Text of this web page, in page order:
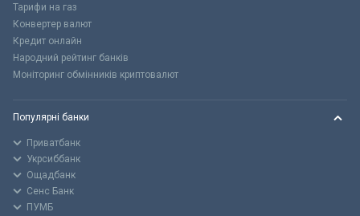
Тарифи на газ
Конвертер валют
Кредит онлайн
Народний рейтинг банків
Моніторинг обмінників криптовалют
Популярні банки
Приватбанк
Укрсиббанк
Ощадбанк
Сенс Банк
ПУМБ